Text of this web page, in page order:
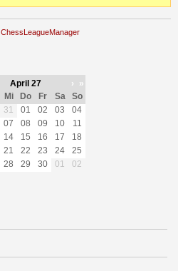
ChessLeagueManager
April 27 ›
»
Mi Do Fr Sa
So
31 01 02 03
04
07 08 09 10
11
14 15 16 17
18
21 22 23 24
25
28 29 30 01 02